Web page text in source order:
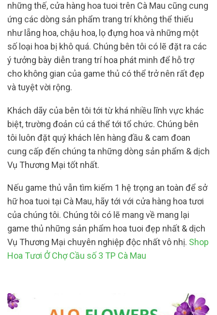
những thế, cửa hàng hoa tuoi trên Cà Mau cũng cung
ứng các dòng sản phẩm trang trí không thể thiếu
như lẵng hoa, chậu hoa, lọ đựng hoa và những một
số loại hoa bị khô quá. Chúng bên tôi có lẽ đặt ra các
ý tưởng bày diễn trang trí hoa phát minh để hỗ trợ
cho không gian của game thủ có thể trở nên rất đẹp
và tuyệt vời rộng.
Khách dãy của bên tôi tới từ khá nhiều lĩnh vực khác
biệt, trường đoản cú cá thể tới tổ chức. Chúng bên
tôi luôn đặt quý khách lên hàng đầu & cam đoan
cung cấp đến chúng ta những dòng sản phẩm & dịch
Vụ Thương Mại tốt nhất.
Nếu game thủ vẫn tìm kiếm 1 hệ trọng an toàn để sở
hữ hoa tuoi tại Cà Mau, hãy tới với cửa hàng hoa tươi
của chúng tôi. Chúng tôi có lẽ mang về mang lại
game thủ những sản phẩm hoa tuoi đẹp nhất & dịch
Vụ Thương Mại chuyên nghiệp độc nhất vô nhị. Shop
Hoa Tươi Ở Chợ Cầu số 3 TP Cà Mau